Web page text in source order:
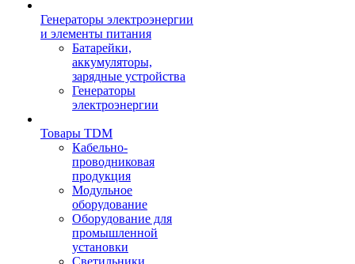
Генераторы электроэнергии
и элементы питания
Батарейки,
аккумуляторы,
зарядные устройства
Генераторы
электроэнергии
Товары TDM
Кабельно-
проводниковая
продукция
Модульное
оборудование
Оборудование для
промышленной
установки
Светильники